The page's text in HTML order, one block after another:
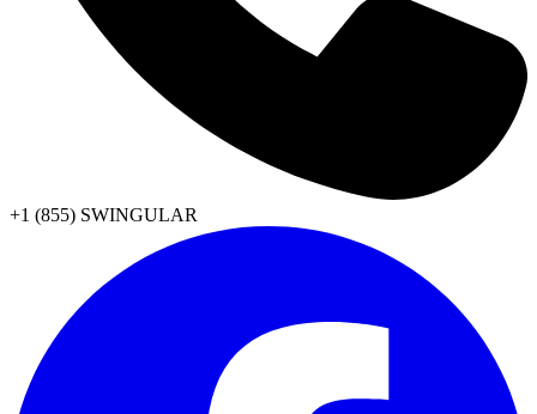
+1 (855) SWINGULAR